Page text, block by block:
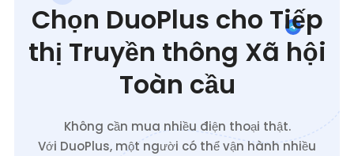
Chọn DuoPlus cho Tiếp
thị Truyền thông Xã hội
Toàn cầu
Không cần mua nhiều điện thoại thật.
Với DuoPlus, một người có thể vận hành nhiều